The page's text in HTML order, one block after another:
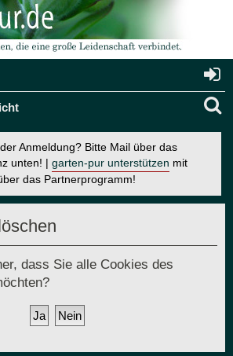
Anmeldung? Bitte Mail über das
unten! | garten-pur unterstützen mit
das Partnerprogramm!
dass Sie alle Cookies des